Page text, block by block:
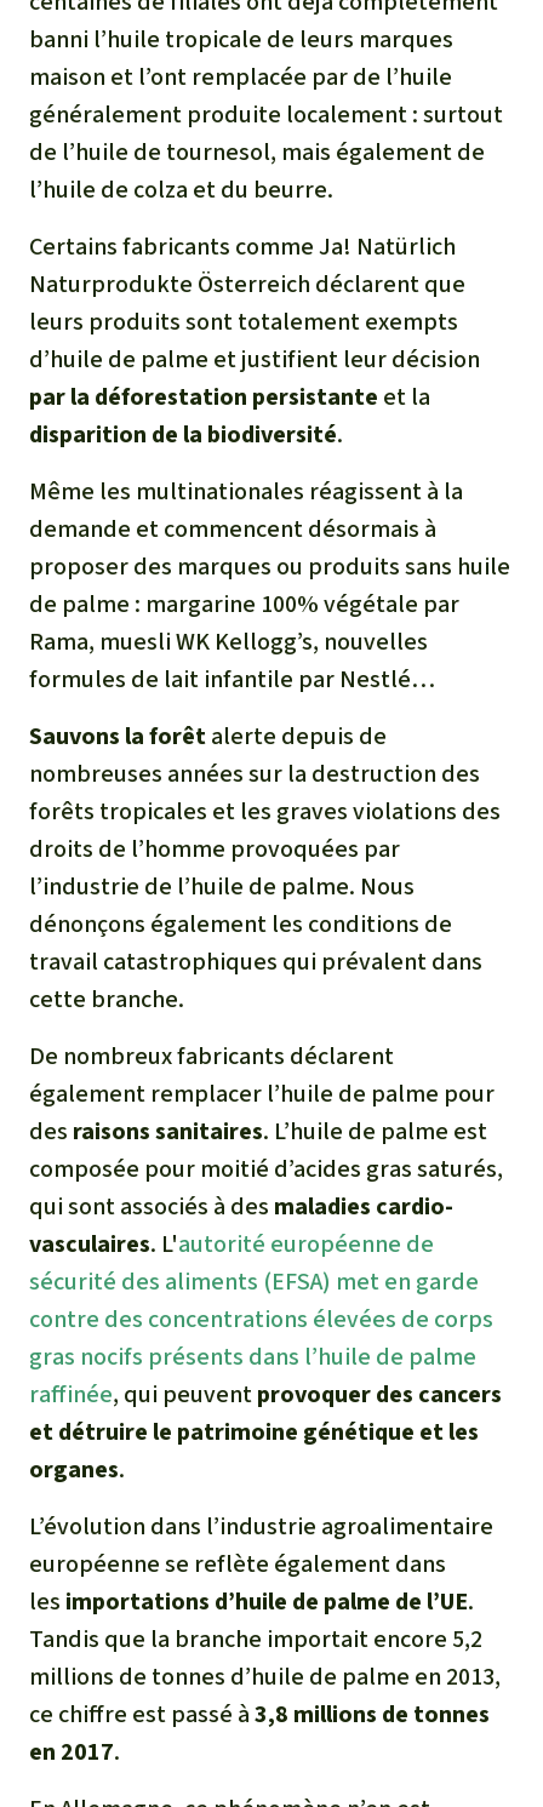
banni l’huile tropicale de leurs marques
maison et l’ont remplacée par de l’huile
généralement produite localement : surtout
de l’huile de tournesol, mais également de
l’huile de colza et du beurre.
Certains fabricants commeJa! Natürlich
Naturprodukte Österreich déclarent que
leurs produits sont totalement exempts
d’huile de palme et justifient leur décision
par la déforestation persistante et la
disparition de la biodiversité.
Même les multinationales réagissent à la
demande et commencent désormais à
proposer des marques ou produits sans huile
de palme : margarine 100% végétale par
Rama, muesli WK Kellogg’s, nouvelles
formules de lait infantile par Nestlé…
Sauvons la forêtalerte depuis de
nombreuses années sur la destruction des
forêts tropicales et les graves violations des
droits de l’homme provoquées par
l’industrie de l’huile de palme. Nous
dénonçons également les conditions de
travail catastrophiques qui prévalent dans
cette branche.
De nombreux fabricants déclarent
également remplacer l’huile de palme pour
des raisons sanitaires. L’huile de palme est
composée pour moitié d’acides gras saturés,
qui sont associés à des maladies cardio-
vasculaires. L'autorité européenne de
sécurité des aliments (EFSA) met en garde
contre des concentrations élevées de corps
gras nocifs présents dans l’huile de palme
raffinée, qui peuventprovoquer des cancers
et détruire le patrimoine génétique et les
organes.
L’évolution dans l’industrie agroalimentaire
européenne se reflète également dans
les importations d’huile de palme de l’UE.
Tandis que la branche importait encore 5,2
millions de tonnes d’huile de palme en 2013,
ce chiffre est passé à3,8 millions de tonnes
en 2017.